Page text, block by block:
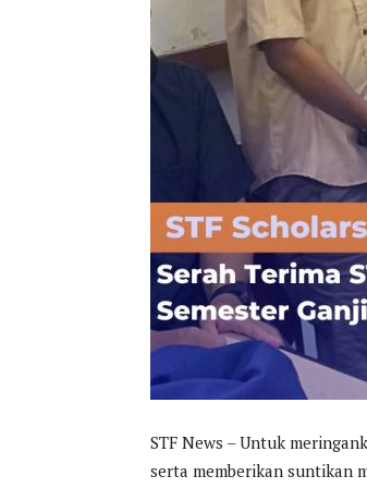
STF News – Untuk
serta memberikan suntikan